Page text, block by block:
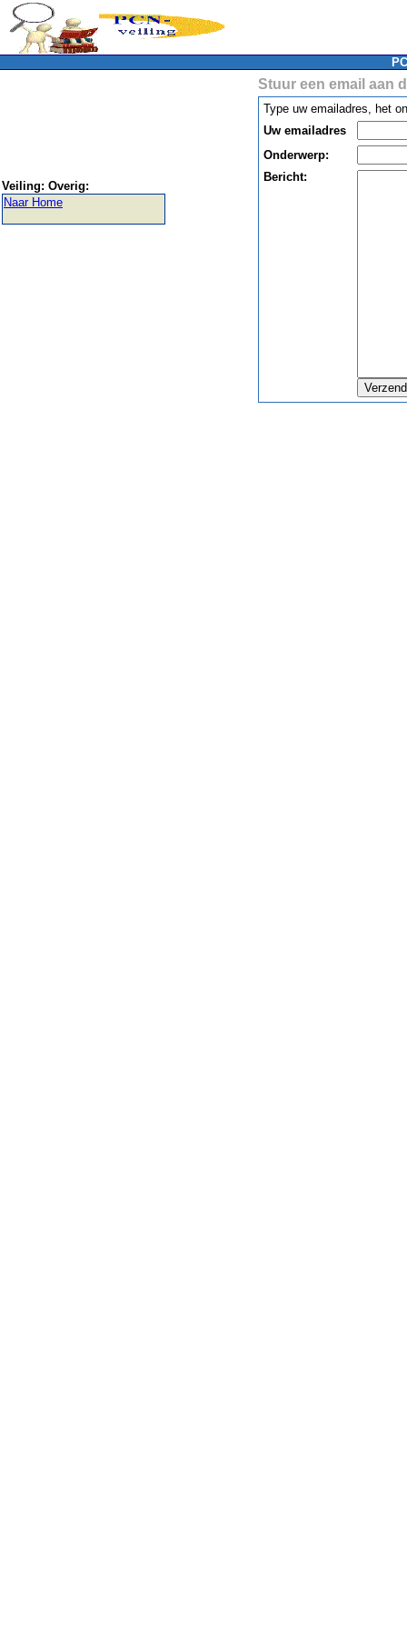
Veiling: Overig:
Naar Home
Stuur een email aan
Type uw emailadres, het
Uw emailadres
Onderwerp:
Bericht: